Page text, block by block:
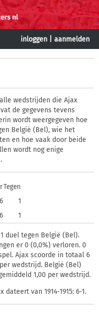
inloggen aanmelden
wedstrijden die Ajax
de gegevens tevens
wordt weergegeven hoe
België (Bel), wie het
en hoe vaak door beide
wordt nog enige
Tegen
6
1
6 1
duel tegen België (Bel).
er 0 (0,0%) verloren. 0
Ajax scoorde in totaal 6
wedstrijd. België (Bel)
1,00 per wedstrijd.
van 1914-1915: 6-1.